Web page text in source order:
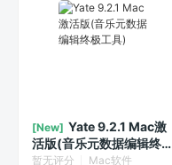
[New] Yate 9.2.1 Mac激
活版(音乐元数据编辑终极
工具)
暂无评分 Mac软件